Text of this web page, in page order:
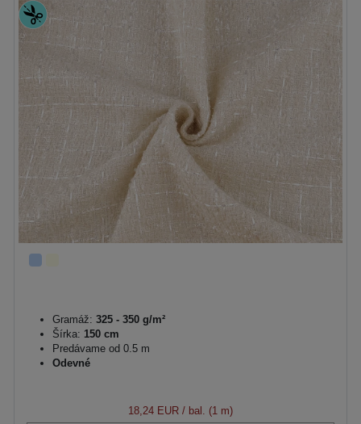
Gramáž: 325 - 350 g/m²
Šírka: 150 cm
Predávame od 0.5 m
Odevné
18,24 EUR / bal. (1 m)